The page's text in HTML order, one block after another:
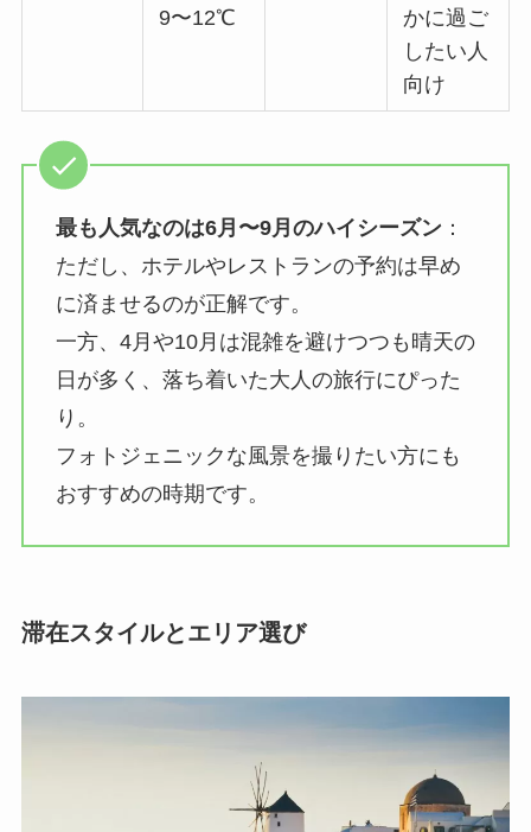
9〜12℃
かに過ご
したい人
向け
最も人気なのは6月〜9月のハイシーズン：
ただし、ホテルやレストランの予約は早め
に済ませるのが正解です。
一方、4月や10月は混雑を避けつつも晴天の
日が多く、落ち着いた大人の旅行にぴった
り。
フォトジェニックな風景を撮りたい方にも
おすすめの時期です。
滞在スタイルとエリア選び